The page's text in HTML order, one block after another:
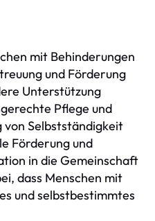
mit Behinderungen
und Förderung
Unterstützung
Pflege und
Selbstständigkeit
Förderung und
in die Gemeinschaft
dass Menschen mit
und selbstbestimmtes